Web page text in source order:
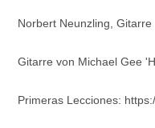
Norbert Neunzling, Gitarre
Gitarre von Michael Gee
Primeras Lecciones: